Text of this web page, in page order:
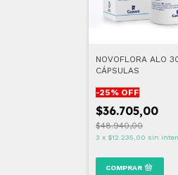
NOVOFLORA ALO
CÁPSULAS
-25% OFF
$36.705,00
$48.940,00
3 x $12.235,00 sin